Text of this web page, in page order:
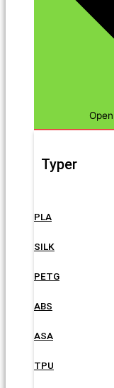
Typer
PLA
SILK
PETG
ABS
ASA
TPU